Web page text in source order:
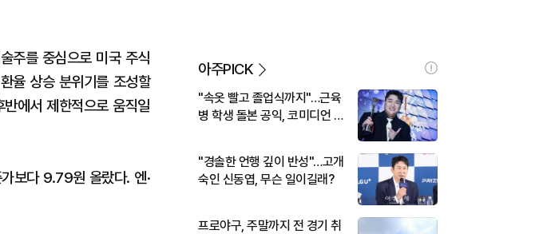
주를 중심으로 미국 주식
율 상승 분위기를 조성할
에서 제한적으로 움직일
보다 9.79원 올랐다. 엔·
아주PICK
"속옷 빨고 졸업식까지"…근육
병 학생 돌본 공익, 코미디언 김
"경솔한 언행 깊이 반성"…고개
숙인 신동엽, 무슨 일이길래?
프로야구, 주말까지 전 경기 취